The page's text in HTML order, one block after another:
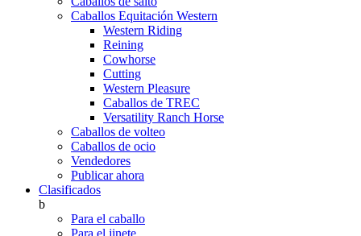
Caballos Equitación Western
Western Riding
Reining
Cowhorse
Cutting
Western Pleasure
Caballos de TREC
Versatility Ranch Horse
Caballos de volteo
Caballos de ocio
Vendedores
Publicar ahora
Clasificados
b
Para el caballo
Para el jinete